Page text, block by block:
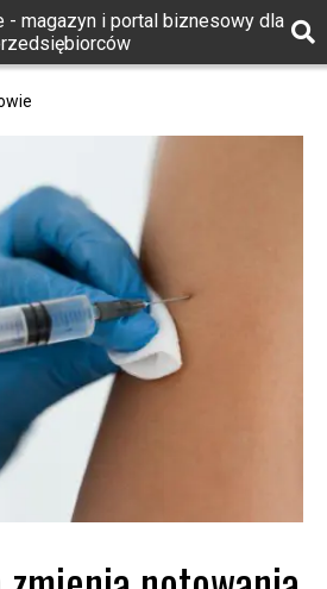
- magazyn i portal biznesowy dla